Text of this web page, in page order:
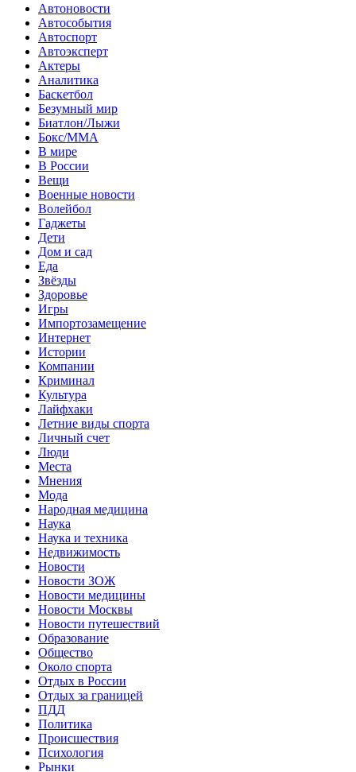
Автоновости
Автособытия
Автоспорт
Автоэксперт
Актеры
Аналитика
Баскетбол
Безумный мир
Биатлон/Лыжи
Бокс/MMA
В мире
В России
Вещи
Военные новости
Волейбол
Гаджеты
Дети
Дом и сад
Еда
Звёзды
Здоровье
Игры
Импортозамещение
Интернет
Истории
Компании
Криминал
Культура
Лайфхаки
Летние виды спорта
Личный счет
Люди
Места
Мнения
Мода
Народная медицина
Наука
Наука и техника
Недвижимость
Новости
Новости ЗОЖ
Новости медицины
Новости Москвы
Новости путешествий
Образование
Общество
Около спорта
Отдых в России
Отдых за границей
ПДД
Политика
Происшествия
Психология
Рынки